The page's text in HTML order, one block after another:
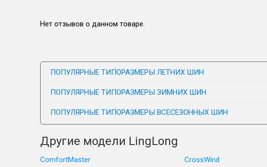
Нет отзывов о данном товаре.
ПОПУЛЯРНЫЕ ТИПОРАЗМЕРЫ ЛЕТНИХ ШИН
ПОПУЛЯРНЫЕ ТИПОРАЗМЕРЫ ЗИМНИХ ШИН
ПОПУЛЯРНЫЕ ТИПОРАЗМЕРЫ ВСЕСЕЗОННЫХ ШИН
Другие модели LingLong
ComfortMaster CrossWind